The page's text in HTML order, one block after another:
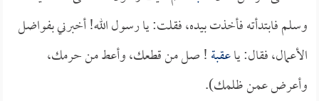
وسلم فابتدأته فأخذت بيده، فقلت: يا رسول الله! أخبرني بفواضل
الأعمال، فقال: ياعقبة! صل من قطعك، وأعط من حرمك،
وأعرض عمن ظلمك).